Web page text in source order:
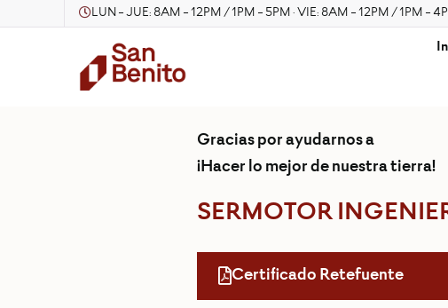
LUN - JUE: 8AM - 12PM / 1PM - 5PM · VIE: 8AM - 12PM / 1PM -
Gracias por ayudarnos a
¡Hacer lo mejor de nuestra tierra!
SERMOTOR
Certificado Retefuente